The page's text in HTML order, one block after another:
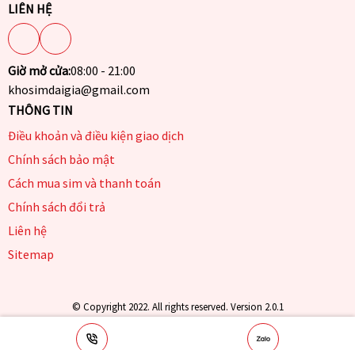
LIÊN HỆ
Giờ mở cửa:08:00 - 21:00
khosimdaigia@gmail.com
THÔNG TIN
Điều khoản và điều kiện giao dịch
Chính sách bảo mật
Cách mua sim và thanh toán
Chính sách đổi trả
Liên hệ
Sitemap
© Copyright 2022. All rights reserved. Version 2.0.1